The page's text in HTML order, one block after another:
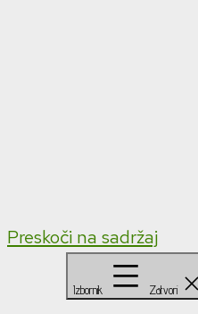
Preskoči na sadržaj
Izbornik Zatvori